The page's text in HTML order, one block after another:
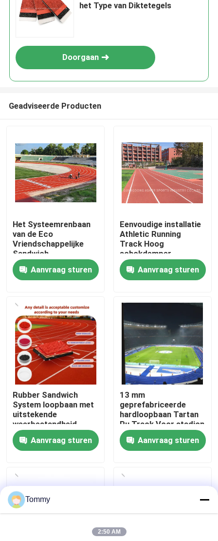
Huis
Video's
Over Ons
Fabriekstour
Kwaliteitscontrole
Neem contact met ons op
Nieuws
Gevallen
het Type van Diktetegels
Doorgaan
Geadviseerde Producten
Het Systeemrenbaan
van de Eco
Vriendschappelijke
Sandwich
Aanvraag sturen
Eenvoudige installatie
Athletic Running
Track Hoog
schokdemper
Aanvraag sturen
Rubber Sandwich
System loopbaan met
uitstekende
weerbestandheid
Aanvraag sturen
13 mm
geprefabriceerde
hardloopbaan Tartan
Pu Track Voor stadion
en school
Aanvraag sturen
Tommy
2:50 AM